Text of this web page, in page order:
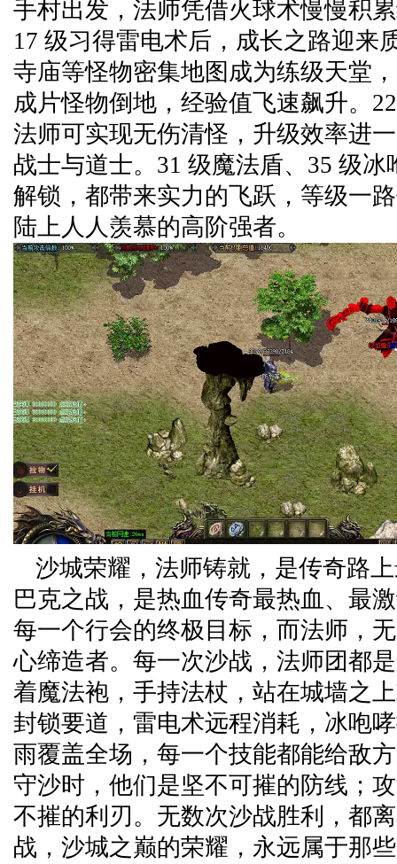
手村出发，法师凭借火球术慢慢积
17 级习得雷电术后，成长之路迎来
寺庙等怪物密集地图成为练级天堂
成片怪物倒地，经验值飞速飙升。
法师可实现无伤清怪，升级效率进
战士与道士。31 级魔法盾、35 级
解锁，都带来实力的飞跃，等级一
陆上人人羡慕的高阶强者。
沙城荣耀，法师铸就，是传奇路
巴克之战，是热血传奇最热血、最
每一个行会的终极目标，而法师，
心缔造者。每一次沙战，法师团都
着魔法袍，手持法杖，站在城墙之
封锁要道，雷电术远程消耗，冰咆
雨覆盖全场，每一个技能都能给敌
守沙时，他们是坚不可摧的防线；
不摧的利刃。无数次沙战胜利，都
战，沙城之巅的荣耀，永远属于那